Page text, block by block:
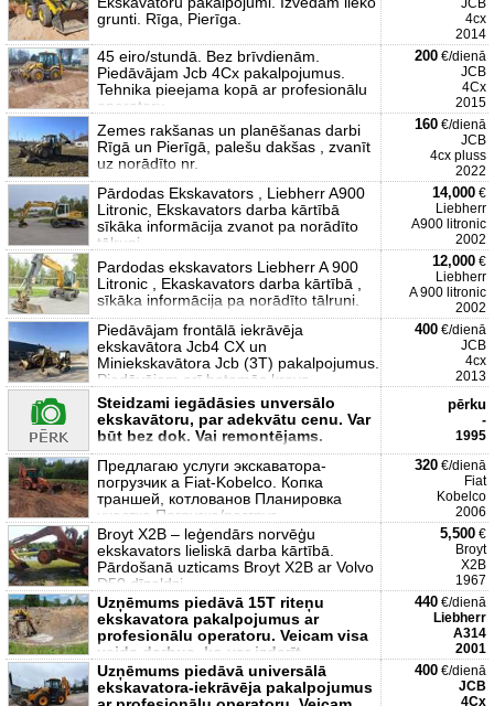
grunti. Rīga, Pierīga.
JCB
4cx
2014
45 eiro/stundā. Bez brīvdienām.
Piedāvājam Jcb 4Cx pakalpojumus.
Tehnika pieejama kopā ar profesionālu
operatoru.
200 €/dienā
JCB
4Cx
2015
Zemes rakšanas un planēšanas darbi
Rīgā un Pierīgā, palešu dakšas , zvanīt
uz norādīto nr.
160 €/dienā
JCB
4cx pluss
2022
Pārdodas Ekskavators , Liebherr A900
Litronic, Ekskavators darba kārtībā
sīkāka informācija zvanot pa norādīto
tālruni.
14,000 €
Liebherr
A900 litronic
2002
Pardodas ekskavators Liebherr A 900
Litronic , Ekaskavators darba kārtībā ,
sīkāka informācija pa norādīto tālruni.
12,000 €
Liebherr
A 900 litronic
2002
Piedāvājam frontālā iekrāvēja
ekskavātora Jcb4 CX un
Miniekskavātora Jcb (3T) pakalpojumus.
Piedāvājam arī betamās krava
400 €/dienā
JCB
4cx
2013
Steidzami iegādāsies unversālo
ekskavātoru, par adekvātu cenu. Var
būt bez dok. Vai remontējams.
pērku
-
1995
Предлагаю услуги экскаватора-
погрузчик а Fiat-Kobelco. Копка
траншей, котлованов Планировка
участка Погрузка/разгруз
320 €/dienā
Fiat
Kobelco
2006
Broyt X2B – leģendārs norvēģu
ekskavators lieliskā darba kārtībā.
Pārdošanā uzticams Broyt X2B ar Volvo
D50 dīzeļdzi
5,500 €
Broyt
X2B
1967
Uzņēmums piedāvā 15T riteņu
ekskavatora pakalpojumus ar
profesionālu operatoru. Veicam visa
veida darbus, ko var izdarīt
440 €/dienā
Liebherr
A314
2001
Uzņēmums piedāvā universālā
ekskavatora-iekrāvēja pakalpojumus
400 €/dienā
JCB
4Cx